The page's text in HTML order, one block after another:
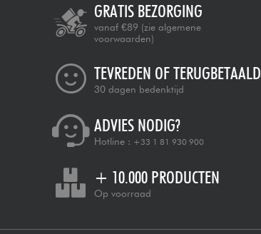
GRATIS BEZORGING
vanaf €89 (zie algemene
voorwaarden)
TEVREDEN OF TERUGBETAALD
30 dagen bedenktijd
ADVIES NODIG?
Hotline : +33 1 81 930 900
+ 10.000 PRODUCTEN
Op voorraad